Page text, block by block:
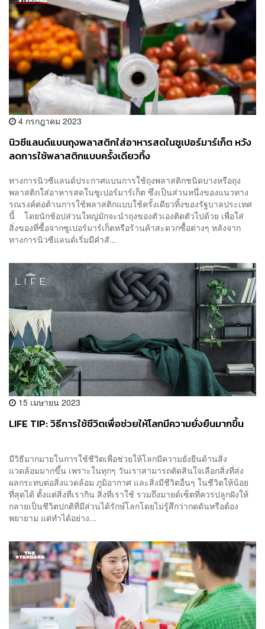
4 กรกฎาคม 2023
นิวซีแลนด์แบนถุงพลาสติกใส่อาหารสดในซูเปอร์มาร์เก็ต หวัง
ลดการใช้พลาสติกแบบครั้งเดียวทิ้ง
ทางการนิวซีแลนด์ประกาศแบนการใช้ถุงพลาสติกชนิดบางหรือถุง
พลาสติกใส่อาหารสดในซูเปอร์มาร์เก็ต ซึ่งเป็นส่วนหนึ่งของแนวทาง
รณรงค์ต่อต้านการใช้พลาสติกแบบใช้ครั้งเดียวทิ้งของรัฐบาลประเทศ
นี้ โดยนักช้อปส่วนใหญ่มักจะนำถุงของตัวเองติดตัวไปด้วย เพื่อใส่
สิ่งของที่ซื้อจากซูเปอร์มาร์เก็ตหรือร้านค้าสะดวกซื้อต่างๆ หลังจาก
ทางการนิวซีแลนด์เริ่มมีคำสั...
15 เมษายน 2023
LIFE TIP: วิธีการใช้ชีวิตเพื่อช่วยให้โลกมีความยั่งยืนมากขึ้น
มีวิธีมากมายในการใช้ชีวิตเพื่อช่วยให้โลกมีความยั่งยืนด้านสิ่ง
แวดล้อมมากขึ้น เพราะในทุกๆ วันเราสามารถตัดสินใจเลือกสิ่งที่ส่ง
ผลกระทบต่อสิ่งแวดล้อม ภูมิอากาศ และสิ่งมีชีวิตอื่นๆ ในชีวิตให้น้อย
ที่สุดได้ ตั้งแต่สิ่งที่เรากิน สิ่งที่เราใช้ รวมถึงมายด์เซ็ตที่ควรปลูกฝังให้
กลายเป็นชีวิตปกติที่มีส่วนได้รักษ์โลกโดยไม่รู้สึกว่ากดดันหรือต้อง
พยายาม แต่ทำได้อย่าง...